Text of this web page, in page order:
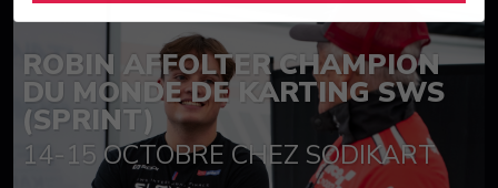
ROBIN AFFOLTER CHAMPION
DU MONDE DE KARTING SWS
(SPRINT)
14-15 OCTOBRE CHEZ SODIKART